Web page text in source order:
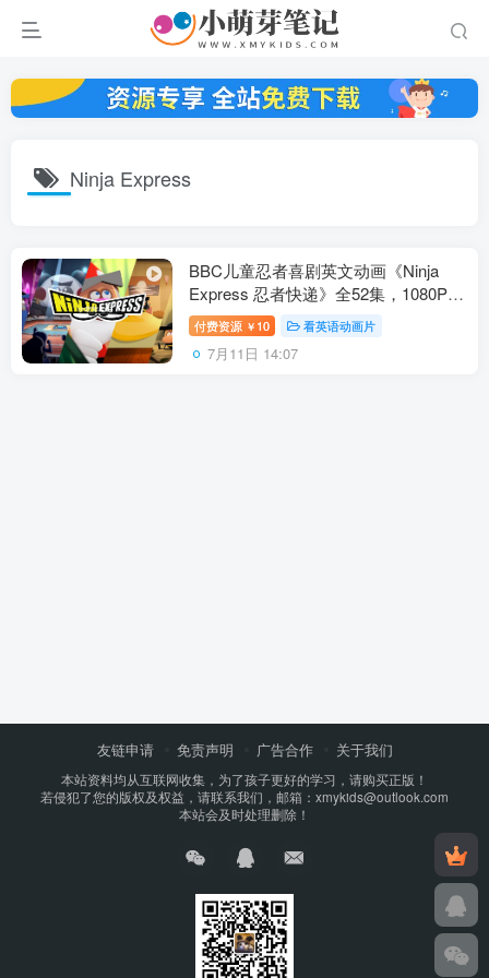
Ninja Express
BBC儿童忍者喜剧英文动画《Ninja
Express 忍者快递》全52集，1080P高
清视频带英文字幕，百度云网盘下载！
付费资源 ￥ 10 看英语动画片
7月11日 14:07
友链申请 免责声明 广告合作 关于我们
本站资料均从互联网收集，为了孩子更好的学习，请购买正版！
若侵犯了您的版权及权益，请联系我们，邮箱：xmykids@outlook.com
本站会及时处理删除！